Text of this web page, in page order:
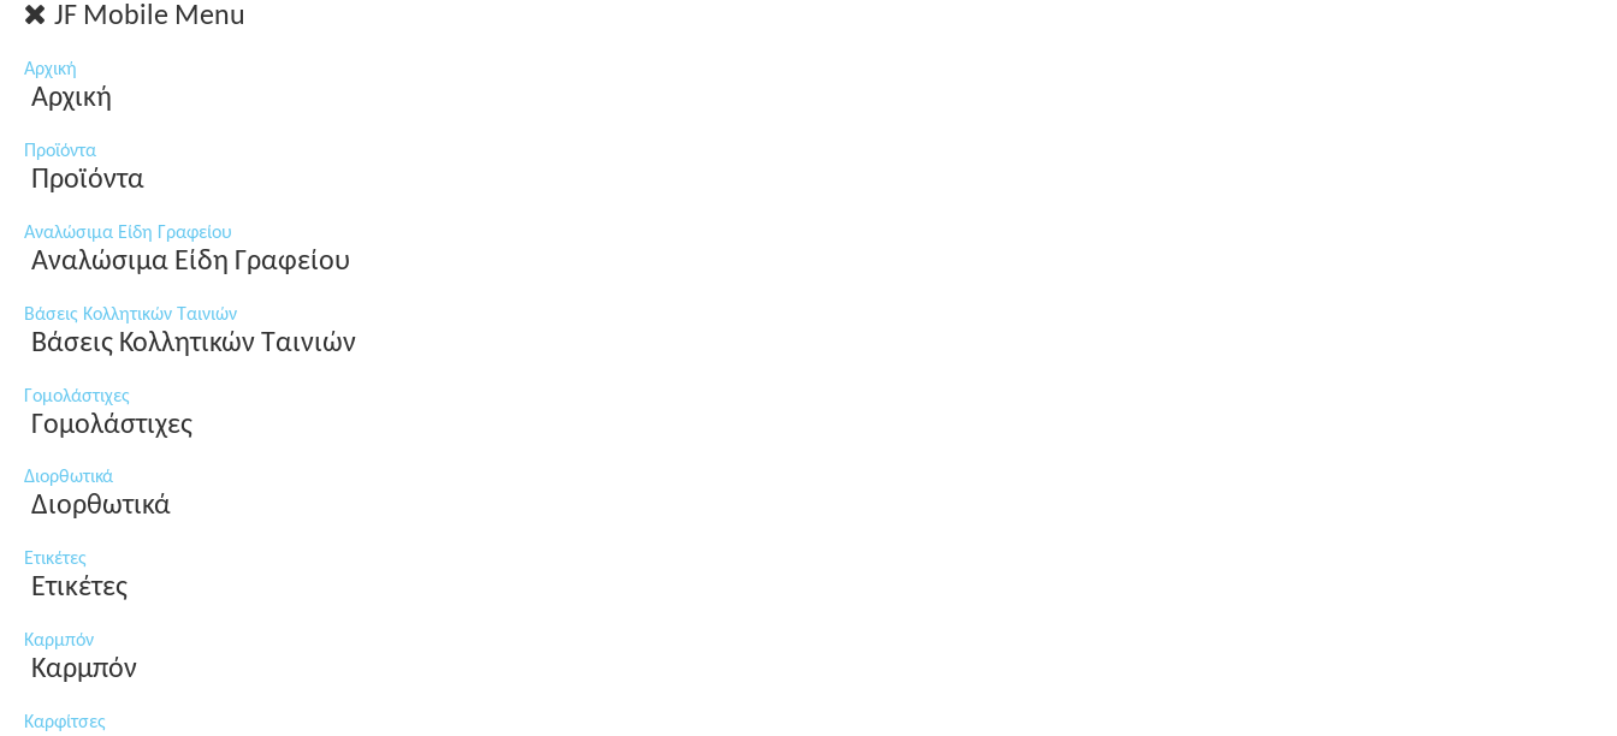
JF Mobile Menu
Αρχική
Αρχική
Προϊόντα
Προϊόντα
Αναλώσιμα Είδη Γραφείου
Αναλώσιμα Είδη Γραφείου
Βάσεις Κολλητικών Ταινιών
Βάσεις Κολλητικών Ταινιών
Γομολάστιχες
Γομολάστιχες
Διορθωτικά
Διορθωτικά
Ετικέτες
Ετικέτες
Καρμπόν
Καρμπόν
Καρφίτσες